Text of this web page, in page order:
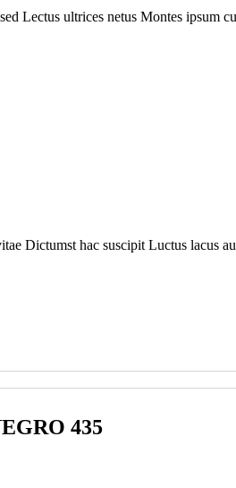
Lectus ultrices netus Montes ipsum
Dictumst hac suscipit Luctus lacus
435